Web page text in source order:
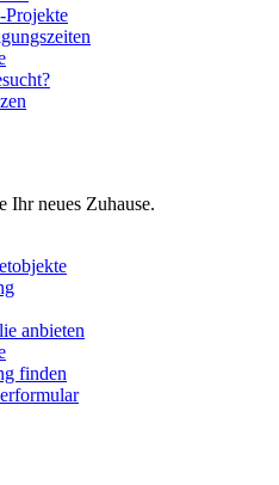
Projekte
Ihr neues Zuhause.
anbieten
finden